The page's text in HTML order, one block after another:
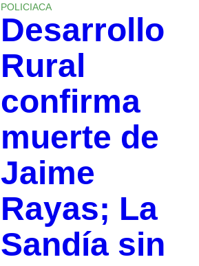
POLICIACA
Desarrollo
Rural
confirma
muerte de
Jaime
Rayas; La
Sandía sin